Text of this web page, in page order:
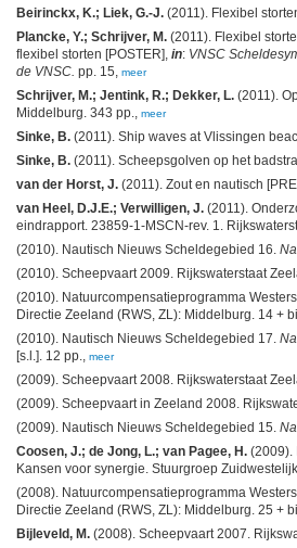
Beirinckx, K.; Liek, G.-J. (2011). Flexibel
Plancke, Y.; Schrijver, M. (2011). Flexibel
flexibel storten [POSTER], in: VNSC
de VNSC. pp. 15, meer
Schrijver, M.; Jentink, R.; Dekker, L. (2011).
Middelburg. 343 pp.,
meer
Sinke, B. (2011). Ship waves at Vlissingen
Sinke, B. (2011). Scheepsgolven op het
van der Horst, J. (2011). Zout en nautisch
van Heel, D.J.E.; Verwilligen, J. (2011).
eindrapport. 23859-1-MSCN-rev. 1.
(2010). Nautisch Nieuws Scheldegebied 16.
(2010). Scheepvaart 2009. Rijkswaterstaat
(2010). Natuurcompensatieprogramma
Directie Zeeland (RWS, ZL): Middelburg. 14 +
(2010). Nautisch Nieuws Scheldegebied 17.
[s.l.]. 12 pp.,
meer
(2009). Scheepvaart 2008. Rijkswaterstaat
(2009). Scheepvaart in Zeeland 2008.
(2009). Nautisch Nieuws Scheldegebied 15.
Coosen, J.; de Jong, L.; van Pagee, H. (2009).
Kansen voor synergie. Stuurgroep
(2008). Natuurcompensatieprogramma
Directie Zeeland (RWS, ZL): Middelburg. 25 +
Bijleveld, M. (2008). Scheepvaart 2007.